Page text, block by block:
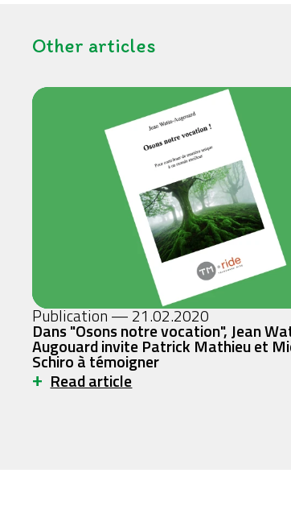
Other articles
Publication — 21.02.2020
Dans "Osons notre vocation", Jean
Augouard invite Patrick Mathieu et
Schiro à témoigner
+ Read article